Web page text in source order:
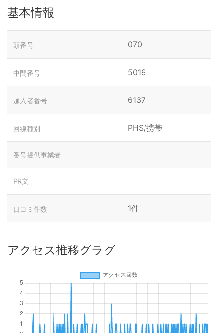
基本情報
頭番号 070
中間番号 5019
加入者番号 6137
回線種別 PHS/携帯
番号提供事業者
PR文
口コミ件数 1件
アクセス推移グラグ